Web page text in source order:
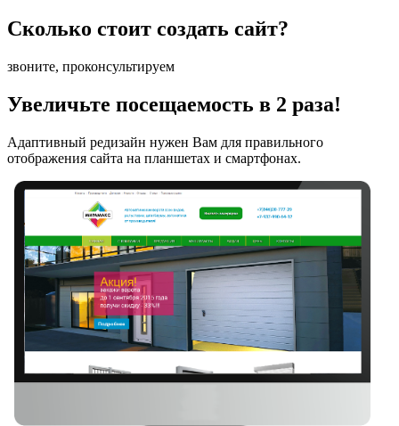
Сколько стоит создать сайт?
звоните, проконсультируем
Увеличьте посещаемость в 2 раза!
Адаптивный редизайн нужен Вам для правильного
отображения сайта на планшетах и смартфонах.